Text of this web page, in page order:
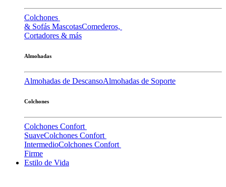
Colchones
& Sofás MascotasComederos,
Cortadores & más
Almohadas
Almohadas de DescansoAlmohadas de Soporte
Colchones
Colchones Confort
SuaveColchones Confort
IntermedioColchones Confort
Firme
Estilo de Vida